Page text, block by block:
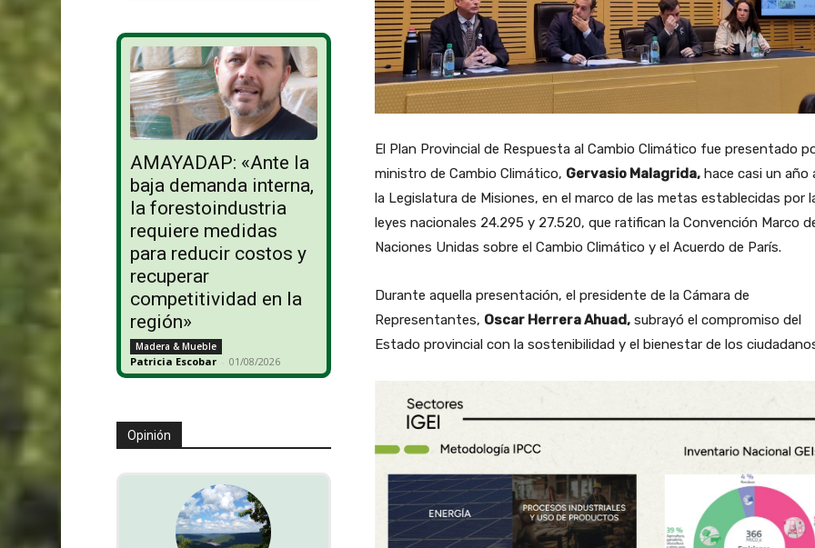
AMAYADAP: «Ante la
baja demanda interna,
la forestoindustria
requiere medidas
para reducir costos y
recuperar
competitividad en la
región»
Madera & Mueble
Patricia Escobar - 01/08/2026
Opinión
El Plan Provincial de Respuesta al Cambio Climático fue presentado
ministro de Cambio Climático, Gervasio Malagrida,hace casi un año
la Legislatura de Misiones, en el marco de las metas establecidas por
leyes nacionales 24.295 y 27.520, que ratifican la Convención Marco
Naciones Unidas sobre el Cambio Climático y el Acuerdo de París.
Durante aquella presentación, el presidente de la Cámara de
Representantes, Oscar Herrera Ahuad,subrayó el compromiso del
Estado provincial con la sostenibilidad y el bienestar de los